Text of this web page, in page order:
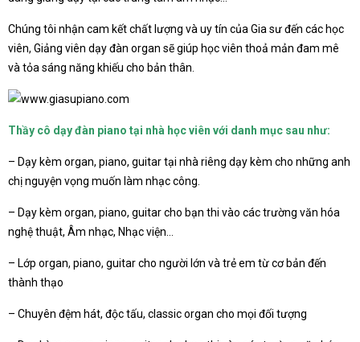
Chúng tôi nhận cam kết chất lượng và uy tín của Gia sư đến các học
viên, Giảng viên dạy đàn organ sẽ giúp học viên thoả mản đam mê
và tỏa sáng năng khiếu cho bản thân.
Thầy cô dạy đàn piano tại nhà học viên với danh mục sau như:
– Dạy kèm organ, piano, guitar tại nhà riêng dạy kèm cho những anh
chị nguyện vọng muốn làm nhạc công.
– Dạy kèm organ, piano, guitar cho bạn thi vào các trường văn hóa
nghệ thuật, Âm nhạc, Nhạc viện…
– Lớp organ, piano, guitar cho người lớn và trẻ em từ cơ bản đến
thành thạo
– Chuyên đệm hát, độc tấu, classic organ cho mọi đối tượng